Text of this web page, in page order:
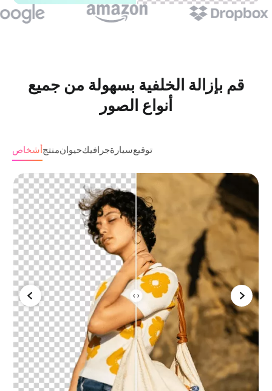
قم بإزالة الخلفية بسهولة من جميع
أنواع الصور
أشخاص منتجحيوانجرافيكسيارةتوقيع